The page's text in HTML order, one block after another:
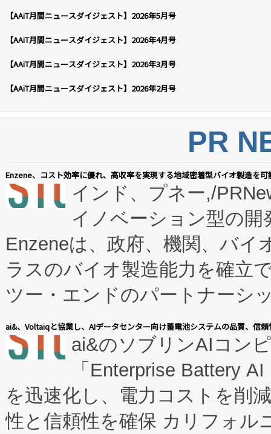
【AAiT月間ニュースダイジェスト】2026年5月号
【AAiT月間ニュースダイジェスト】2026年4月号
【AAiT月間ニュースダイジェスト】2026年3月号
【AAiT月間ニュースダイジェスト】2026年2月号
PR
Enzene、コスト効率に優れ、高収率を実現する地域密着型バイオ製造を
インド、プネー,/
イノベーション型の
Enzeneは、政府、機関、バイ
ラスのバイオ製造能力を確立
ツー・エンドのパートナーシ
表しました。 同社の実績ある
manufacturing™ (FCCM™) プ
たNeXは、バイオ医薬品製造
従来のフェッドバッチ施設の
に、患者やサプライチェーン
ai&、Voltaiqと協業し、AIデータセンター向け蓄電池システムの品質、信
ai&のソブリンAIコン
「Enterprise Battery
を迅速化し、電力コストを削
性と信頼性を確保 カリフォル